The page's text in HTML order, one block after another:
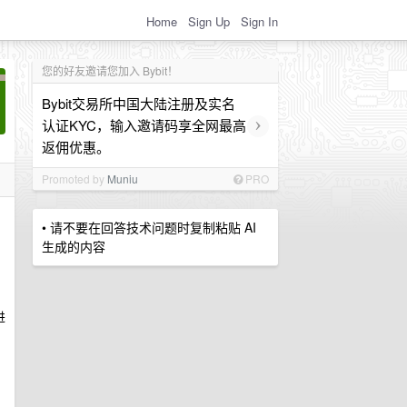
Home Sign Up Sign In
您的好友邀请您加入 Bybit！
Bybit交易所中国大陆注册及实名
认证KYC，输入邀请码享全网最高
返佣优惠。
›
Promoted by Muniu PRO
• 请不要在回答技术问题时复制粘贴 AI
生成的内容